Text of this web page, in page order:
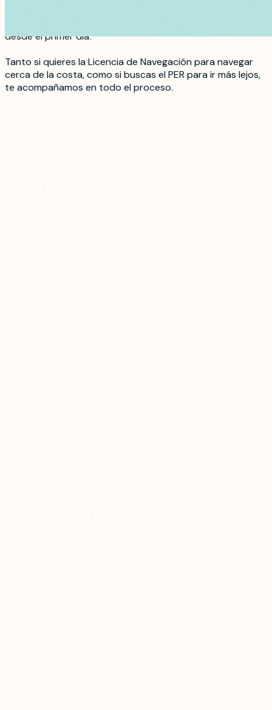
desde el primer día.
Tanto si quieres la Licencia de Navegación para navegar
cerca de la costa, como si buscas el PER para ir más lejos,
te acompañamos en todo el proceso.